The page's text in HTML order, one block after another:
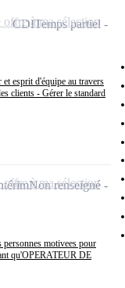
esprit d'équipe au travers
clients - Gérer le standard
CDITemps partiel
offre à ma sélection
motivees pour
qu'OPERATEUR DE
Non renseigné
à ma sélection